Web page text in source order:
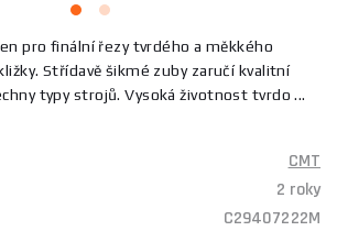
pro finální řezy tvrdého a měkkého
Střídavě šikmé zuby zaručí kvalitní
typy strojů. Vysoká životnost tvrdo ...
CMT
2 roky
C29407222M